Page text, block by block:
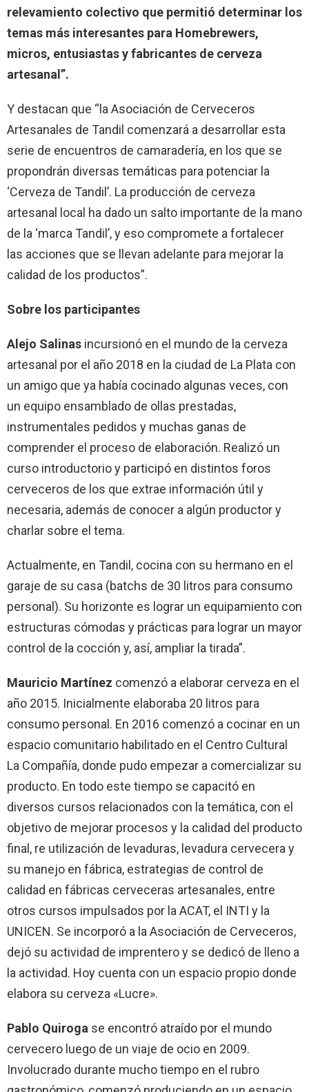
relevamiento colectivo que permitió determinar los
temas más interesantes para Homebrewers,
micros, entusiastas y fabricantes de cerveza
artesanal”.
Y destacan que “la Asociación de Cerveceros
Artesanales de Tandil comenzará a desarrollar esta
serie de encuentros de camaradería, en los que se
propondrán diversas temáticas para potenciar la
‘Cerveza de Tandil’. La producción de cerveza
artesanal local ha dado un salto importante de la mano
de la ‘marca Tandil’, y eso compromete a fortalecer
las acciones que se llevan adelante para mejorar la
calidad de los productos”.
Sobre los participantes
Alejo Salinas incursionó en el mundo de la cerveza
artesanal por el año 2018 en la ciudad de La Plata con
un amigo que ya había cocinado algunas veces, con
un equipo ensamblado de ollas prestadas,
instrumentales pedidos y muchas ganas de
comprender el proceso de elaboración. Realizó un
curso introductorio y participó en distintos foros
cerveceros de los que extrae información útil y
necesaria, además de conocer a algún productor y
charlar sobre el tema.
Actualmente, en Tandil, cocina con su hermano en el
garaje de su casa (batchs de 30 litros para consumo
personal). Su horizonte es lograr un equipamiento con
estructuras cómodas y prácticas para lograr un mayor
control de la cocción y, así, ampliar la tirada”.
Mauricio Martínez comenzó a elaborar cerveza en el
año 2015. Inicialmente elaboraba 20 litros para
consumo personal. En 2016 comenzó a cocinar en un
espacio comunitario habilitado en el Centro Cultural
La Compañía, donde pudo empezar a comercializar su
producto. En todo este tiempo se capacitó en
diversos cursos relacionados con la temática, con el
objetivo de mejorar procesos y la calidad del producto
final, re utilización de levaduras, levadura cervecera y
su manejo en fábrica, estrategias de control de
calidad en fábricas cerveceras artesanales, entre
otros cursos impulsados por la ACAT, el INTI y la
UNICEN. Se incorporó a la Asociación de Cerveceros,
dejó su actividad de imprentero y se dedicó de lleno a
la actividad. Hoy cuenta con un espacio propio donde
elabora su cerveza «Lucre».
Pablo Quiroga se encontró atraído por el mundo
cervecero luego de un viaje de ocio en 2009.
Involucrado durante mucho tiempo en el rubro